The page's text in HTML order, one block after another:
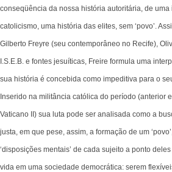
conseqüência da nossa história autoritária, de
catolicismo, uma história das elites, sem ‘povo’.
Gilberto Freyre (seu contemporâneo no Recife),
I.S.E.B. e fontes jesuíticas, Freire formula uma
sua história é concebida como impeditiva para o
Inserido na militância católica do período (anterior
Vaticano II) sua luta pode ser analisada como a
justa, em que pese, assim, a formação de um
‘disposições mentais’ de cada sujeito a ponto
vida em uma sociedade democrática: serem